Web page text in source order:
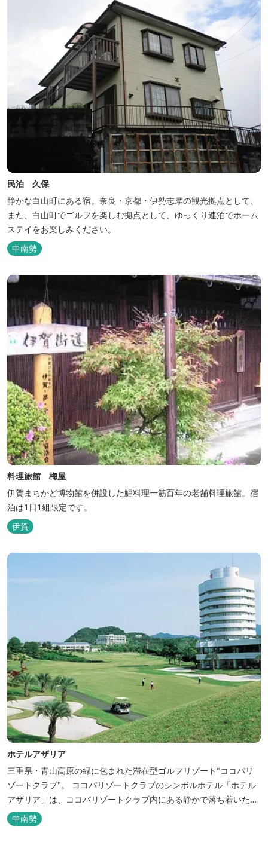
民泊 久保
静かな白山町にある宿。奈良・京都・伊勢志摩の観光拠点として、
また、白山町でゴルフを楽しむ拠点として、ゆっくり連泊でホーム
ステイをお楽しみください。
中南勢
料理旅館 梅屋
伊賀まちかど博物館を併設した鯉料理一筋百年の老舗料理旅館。宿
泊は1日1組限定です。
伊賀
ホテルアザリア
三重県・青山高原の緑に包まれた滞在型ゴルフリゾート"ココパリ
ゾートクラブ"。 ココパリゾートクラブのシンボルホテル「ホテル
アザリア」は、ココパリゾートクラブ内にある静かで落ち着いた雰
囲気の宿泊施設です。 円筒形の特徴ある建物には、ツインや和洋室
など多彩な客室を備え、窓からはリゾートの美しい景色が広がりま
中南勢